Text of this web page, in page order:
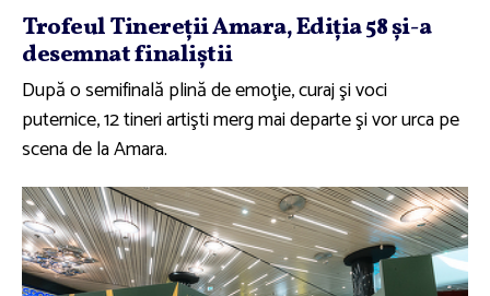
Trofeul Tinereţii Amara, Ediţia 58 şi-a
desemnat finaliştii
După o semifinală plină de emoţie, curaj şi voci
puternice, 12 tineri artişti merg mai departe şi vor urca pe
scena de la Amara.